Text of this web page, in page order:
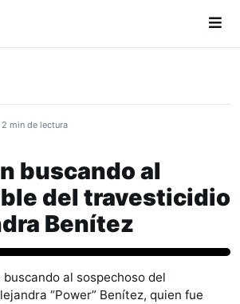
min de lectura
buscando al
del travesticidio
Benítez
al sospechoso del
“Power” Benítez, quien fue